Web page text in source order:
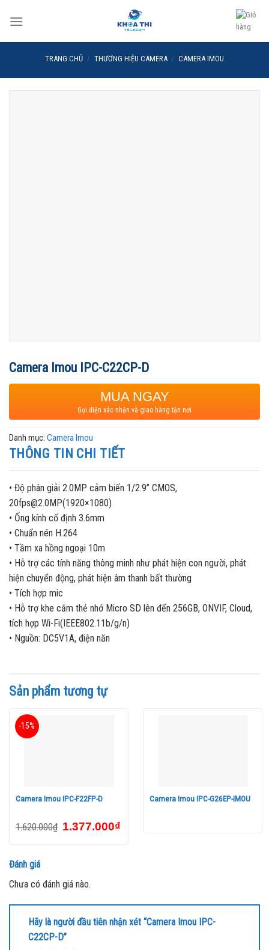
TRANG CHỦ / THƯƠNG HIỆU CAMERA / CAMERA IMOU
Camera Imou IPC-C22CP-D
MUA NGAY
Gọi điện xác nhận và giao hàng tận nơi
Danh mục: Camera Imou
THÔNG TIN CHI TIẾT
• Độ phân giải 2.0MP cảm biến 1/2.9” CMOS,
20fps@2.0MP(1920×1080)
• Ống kính cố định 3.6mm
• Chuẩn nén H.264
• Tầm xa hồng ngoại 10m
• Hỗ trợ các tính năng thông minh như phát hiện con người, phát
hiện chuyển động, phát hiện âm thanh bất thường
• Tích hợp mic
• Hỗ trợ khe cắm thẻ nhớ Micro SD lên đến 256GB, ONVIF, Cloud,
tích hợp Wi-Fi(IEEE802.11b/g/n)
• Nguồn: DC5V1A, điện năn
Sản phẩm tương tự
-15%
Camera Imou IPC-F22FP-D
1.620.000₫ 1.377.000₫
Camera Imou IPC-G26EP-IMOU
Đánh giá
Chưa có đánh giá nào.
Hãy là người đầu tiên nhận xét “Camera Imou IPC-
C22CP-D”